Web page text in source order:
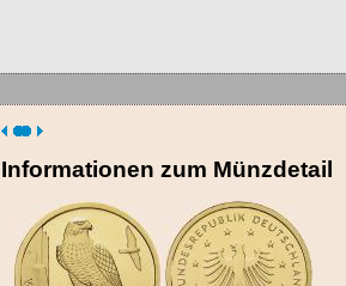
Informationen zum Münzdetail